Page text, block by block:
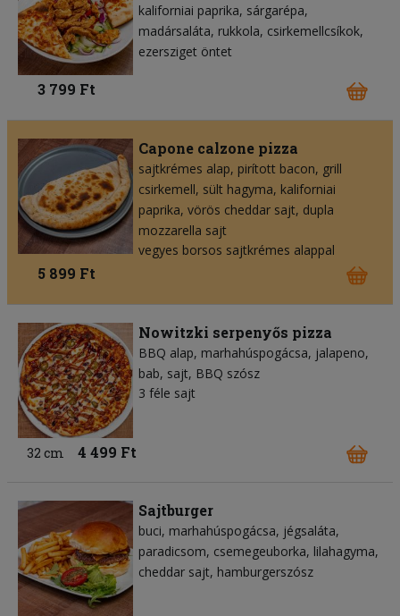
kaliforniai paprika sárgarépa
madársaláta rukkola csirkemellcsíkok
ezersziget öntet
3 799 Ft
Capone calzone pizza
sajtkrémes alap pirított bacon grill
csirkemell sült hagyma kaliforniai
paprika vörös cheddar sajt dupla
mozzarella sajt
vegyes borsos sajtkrémes alappal
5 899 Ft
Nowitzki serpenyős pizza
BBQ alap marhahúspogácsa jalapeno
bab sajt BBQ szósz
3 féle sajt
32 cm 4 499 Ft
Sajtburger
buci marhahúspogácsa jégsaláta
paradicsom csemegeuborka lilahagyma
cheddar sajt hamburgerszósz